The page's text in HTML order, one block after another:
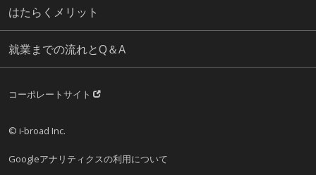
はたらくメリット
就業までの流れとQ＆A
コーポレートサイト
© i-broad Inc.
Googleアナリティクスの利用について